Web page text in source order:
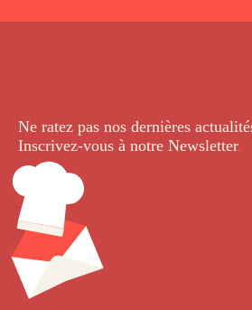
Ne ratez pas nos dernières
Inscrivez-vous à notre Newsletter.